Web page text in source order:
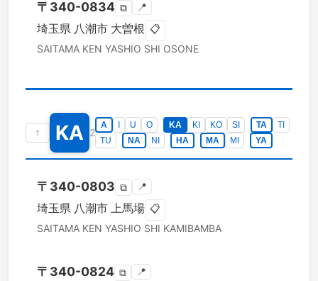
〒 340-0834 ⧉ 📍
埼玉県 八潮市 大曽根 📋
SAITAMA KEN YASHIO SHI OSONE
↑ KA 2
A U O KA KI KO SI TA
TI
TU
NA NI HA MA MI YA
〒 340-0803 ⧉ 📍
埼玉県 八潮市 上馬場 📋
SAITAMA KEN YASHIO SHI KAMIBAMBA
〒 340-0824 ⧉ 📍